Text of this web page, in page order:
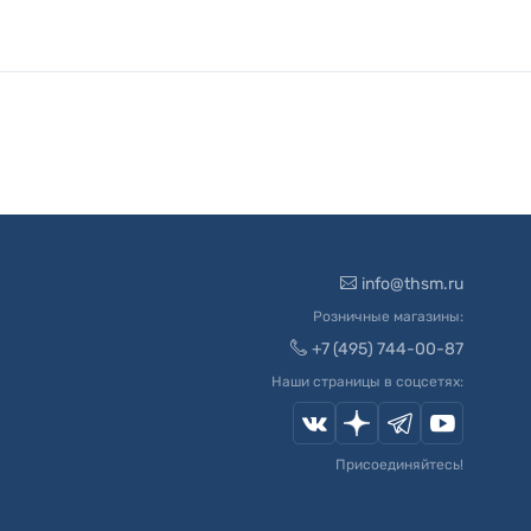
info@thsm.ru
Розничные магазины:
+7 (495) 744-00-87
Наши страницы в соцсетях:
Присоединяйтесь!